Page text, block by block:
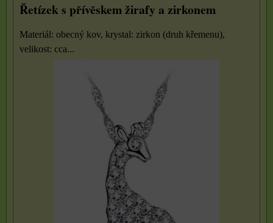
Řetízek s přívěskem žirafy a zirkonem
Materiál: obecný kov, krystal: zirkon (druh křemenu),
velikost: cca...